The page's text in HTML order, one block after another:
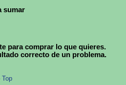
sumar
para comprar lo que quieres.
correcto de un problema.
Top